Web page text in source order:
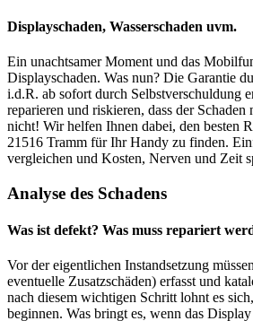
Displayschaden, Wasserschaden uvm.
Ein unachtsamer Moment und das
Displayschaden. Was nun? Die Garantie
i.d.R. ab sofort durch Selbstverschuldung
reparieren und riskieren, dass der
nicht! Wir helfen Ihnen dabei, den besten
21516 Tramm für Ihr Handy zu finden.
vergleichen und Kosten, Nerven und Zeit
Analyse des Schadens
Was ist defekt? Was muss repariert
Vor der eigentlichen Instandsetzung
eventuelle Zusatzschäden) erfasst und
nach diesem wichtigen Schritt lohnt es
beginnen. Was bringt es, wenn das